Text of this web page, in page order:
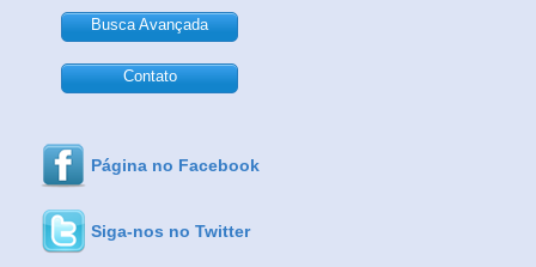
Busca Avançada
Contato
Página no Facebook
Siga-nos no Twitter